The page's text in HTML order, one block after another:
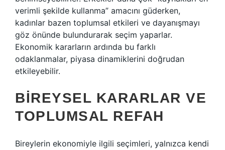
verimli şekilde kullanma” amacını güderken,
kadınlar bazen toplumsal etkileri ve dayanışmayı
göz önünde bulundurarak seçim yaparlar.
Ekonomik kararların ardında bu farklı
odaklanmalar, piyasa dinamiklerini doğrudan
etkileyebilir.
BIREYSEL KARARLAR VE
TOPLUMSAL REFAH
Bireylerin ekonomiyle ilgili seçimleri, yalnızca kendi